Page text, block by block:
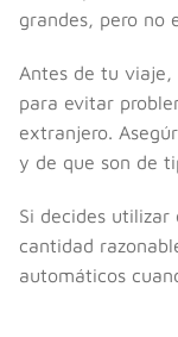
grandes, pero no
Antes de tu viaje,
para evitar
extranjero.
y de que son de
Si decides
cantidad
automáticos